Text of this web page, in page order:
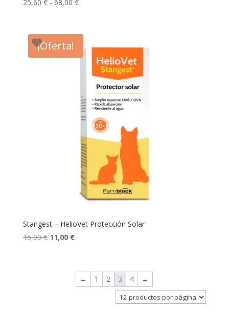
25,60 € - 68,00 €
desde
25,60 €
hasta
68,00 €
¡Oferta!
Stangest – HelioVet Protección Solar
15,00€ El
11,00 €El
es:
11,00 €.
← 1 2 3 4 →